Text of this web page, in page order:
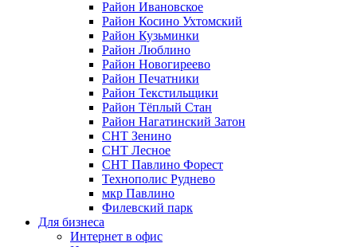
Район Ивановское
Район Косино Ухтомский
Район Кузьминки
Район Люблино
Район Новогиреево
Район Печатники
Район Текстильщики
Район Тёплый Стан
Район Нагатинский Затон
СНТ Зенино
СНТ Лесное
СНТ Павлино Форест
Технополис Руднево
мкр Павлино
Филевский парк
Для бизнеса
Интернет в офис